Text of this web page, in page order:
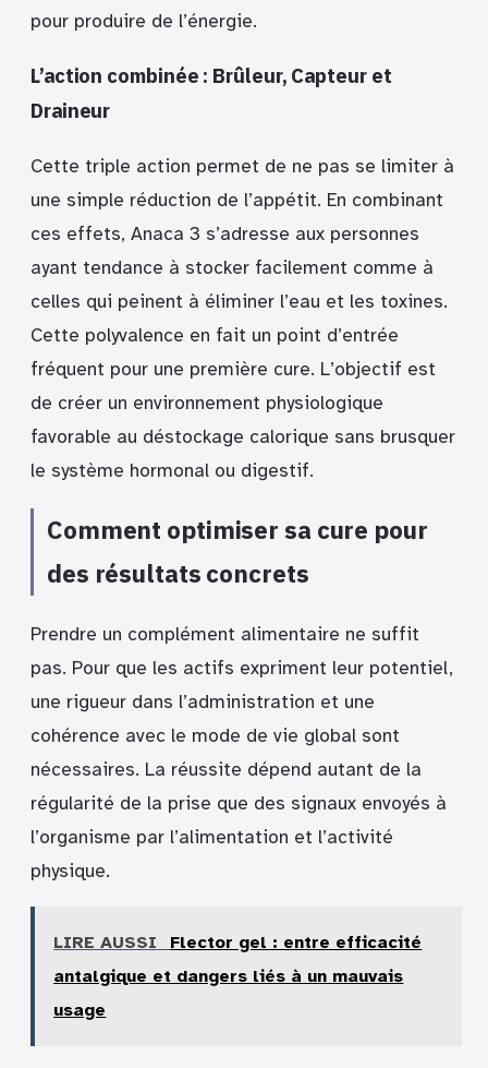
pour produire de l’énergie.
L’action combinée : Brûleur, Capteur et
Draineur
Cette triple action permet de ne pas se limiter à
une simple réduction de l’appétit. En combinant
ces effets, Anaca 3 s’adresse aux personnes
ayant tendance à stocker facilement comme à
celles qui peinent à éliminer l’eau et les toxines.
Cette polyvalence en fait un point d’entrée
fréquent pour une première cure. L’objectif est
de créer un environnement physiologique
favorable au déstockage calorique sans brusquer
le système hormonal ou digestif.
Comment optimiser sa cure pour
des résultats concrets
Prendre un complément alimentaire ne suffit
pas. Pour que les actifs expriment leur potentiel,
une rigueur dans l’administration et une
cohérence avec le mode de vie global sont
nécessaires. La réussite dépend autant de la
régularité de la prise que des signaux envoyés à
l’organisme par l’alimentation et l’activité
physique.
LIRE AUSSI
Flector gel : entre efficacité
antalgique et dangers liés à un mauvais
usage